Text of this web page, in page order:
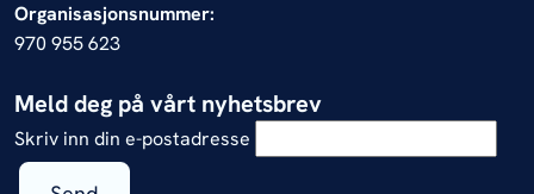
Organisasjonsnummer:
970 955 623
Meld deg på vårt nyhetsbrev
Skriv inn din e-postadresse